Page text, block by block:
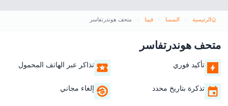
الرئيسية النمسا فيينا متحف هوندرتفاسر
متحف هوندرتفاسر
تأكيد فوري تذاكر عبر الهاتف المحمول
تذكرة بتاريخ محدد إلغاء مجاني